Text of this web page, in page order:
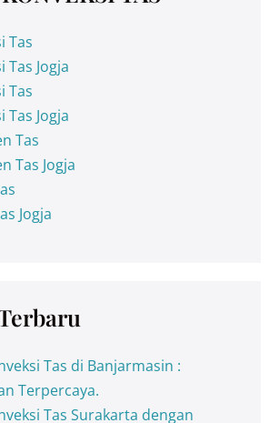
Tas
Tas Jogja
Tas
Tas Jogja
Tas
Tas Jogja
Jogja
Tas di Banjarmasin :
Terpercaya.
Tas Surakarta dengan